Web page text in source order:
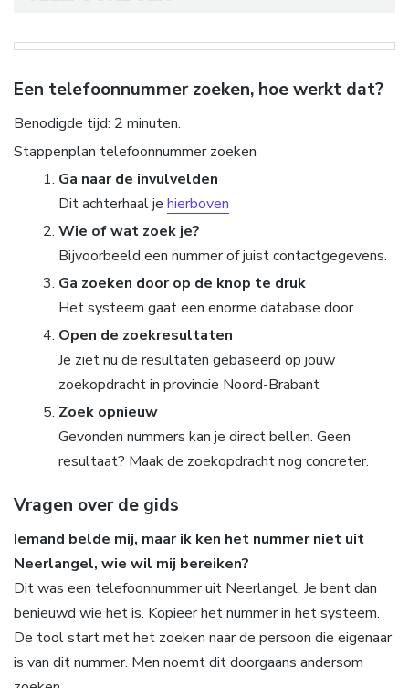
Een telefoonnummer zoeken, hoe werkt dat?
Benodigde tijd: 2 minuten.
Stappenplan telefoonnummer zoeken
Ga naar de invulvelden
Dit achterhaal je hierboven
Wie of wat zoek je?
Bijvoorbeeld een nummer of juist contactgegevens.
Ga zoeken door op de knop te druk
Het systeem gaat een enorme database door
Open de zoekresultaten
Je ziet nu de resultaten gebaseerd op jouw
zoekopdracht in provincie Noord-Brabant
Zoek opnieuw
Gevonden nummers kan je direct bellen. Geen
resultaat? Maak de zoekopdracht nog concreter.
Vragen over de gids
Iemand belde mij, maar ik ken het nummer niet uit
Neerlangel, wie wil mij bereiken?
Dit was een telefoonnummer uit Neerlangel. Je bent dan
benieuwd wie het is. Kopieer het nummer in het systeem.
De tool start met het zoeken naar de persoon die eigenaar
is van dit nummer. Men noemt dit doorgaans andersom